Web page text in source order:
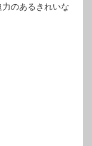
のあるきれいな